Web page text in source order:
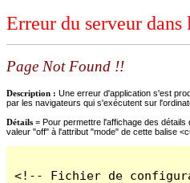
Erreur du serveur
Page Not Found !!
Description : Une erreur d'application s'est
par les navigateurs qui s'exécutent sur
Détails = Pour permettre l'affichage des
valeur "off" à l'attribut "mode" de cette balise
<!-- Fichier de